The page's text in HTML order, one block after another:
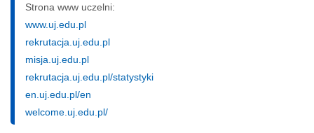
Strona www uczelni:
www.uj.edu.pl
rekrutacja.uj.edu.pl
misja.uj.edu.pl
rekrutacja.uj.edu.pl/statystyki
en.uj.edu.pl/en
welcome.uj.edu.pl/